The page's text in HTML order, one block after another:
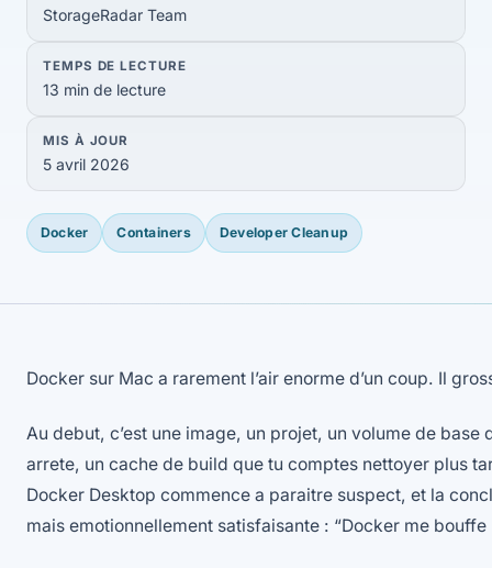
StorageRadar Team
TEMPS DE LECTURE
13 min de lecture
MIS À JOUR
5 avril 2026
Docker Containers Developer Cleanup
Docker sur Mac a rarement l’air enorme d’un coup. Il
Au debut, c’est une image, un projet, un volume de base
arrete, un cache de build que tu comptes nettoyer plus
Docker Desktop commence a paraitre suspect, et la
mais emotionnellement satisfaisante : “Docker me bouffe